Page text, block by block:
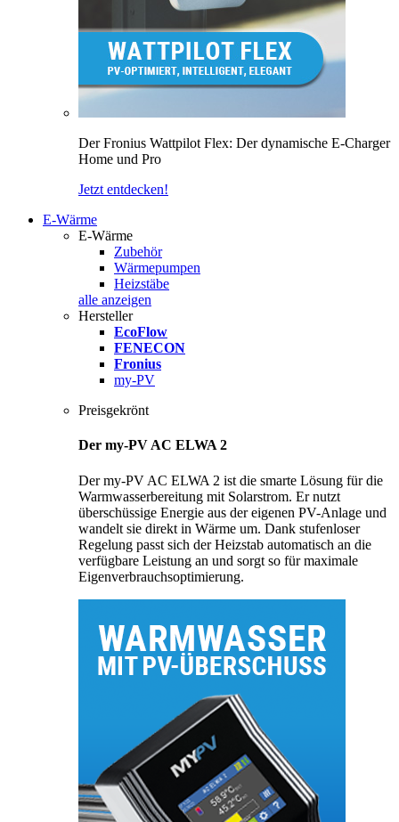
Der Fronius Wattpilot Flex: Der dynamische E-Charger
Home und Pro
Jetzt entdecken!
E-Wärme
E-Wärme
Zubehör
Wärmepumpen
Heizstäbe
alle anzeigen
Hersteller
EcoFlow
FENECON
Fronius
my-PV
Preisgekrönt
Der my-PV AC ELWA 2
Der my-PV AC ELWA 2 ist die smarte Lösung für die
Warmwasserbereitung mit Solarstrom. Er nutzt
überschüssige Energie aus der eigenen PV-Anlage und
wandelt sie direkt in Wärme um. Dank stufenloser
Regelung passt sich der Heizstab automatisch an die
verfügbare Leistung an und sorgt so für maximale
Eigenverbrauchsoptimierung.